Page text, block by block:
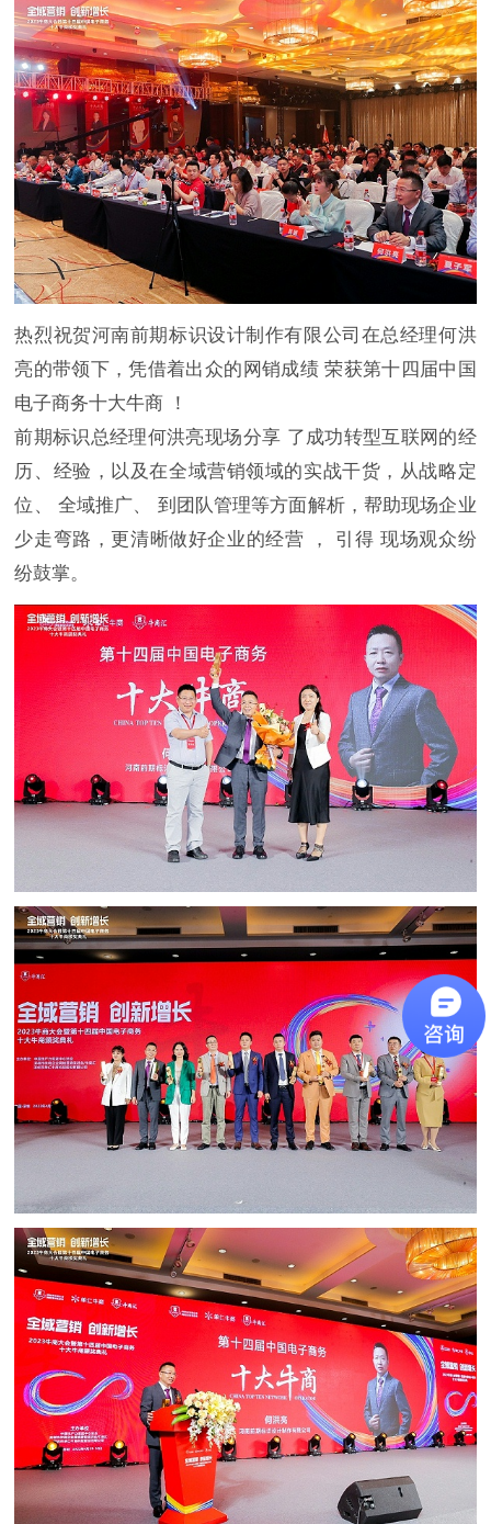
热烈祝贺河南前期标识设计制作有限公司在总经理何洪
亮的带领下，凭借着出众的网销成绩 荣获第十四届中国
电子商务十大牛商 ！
前期标识总经理何洪亮现场分享 了成功转型互联网的经
历、经验，以及在全域营销领域的实战干货，从战略定
位、 全域推广、 到团队管理等方面解析，帮助现场企业
少走弯路，更清晰做好企业的经营 ， 引得 现场观众纷
纷鼓掌。